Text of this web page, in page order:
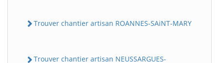
Trouver chantier artisan ROANNES-SAiNT-MARY
Trouver chantier artisan NEUSSARGUES-